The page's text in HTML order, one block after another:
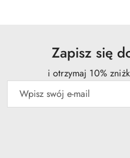
Zapisz się
i otrzymaj 10%